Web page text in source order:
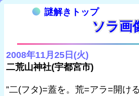
謎解きトップ
ソラ画
2008年11月25日(火)
二荒山神社(宇都宮市)
”二(フタ)=蓋を。荒=アラ=開け